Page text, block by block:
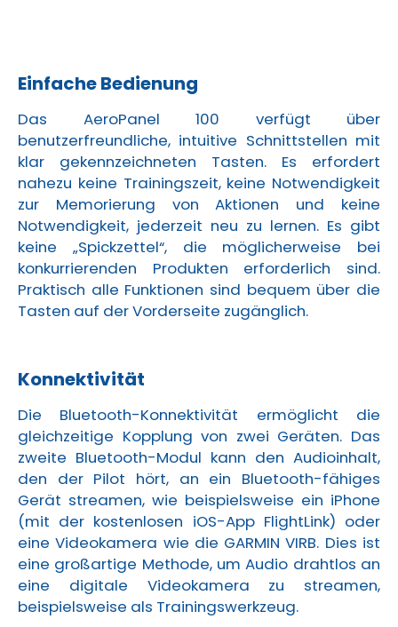
Einfache Bedienung
Das AeroPanel 100 verfügt über
benutzerfreundliche, intuitive Schnittstellen mit
klar gekennzeichneten Tasten. Es erfordert
nahezu keine Trainingszeit, keine Notwendigkeit
zur Memorierung von Aktionen und keine
Notwendigkeit, jederzeit neu zu lernen. Es gibt
keine „Spickzettel“, die möglicherweise bei
konkurrierenden Produkten erforderlich sind.
Praktisch alle Funktionen sind bequem über die
Tasten auf der Vorderseite zugänglich.
Konnektivität
Die Bluetooth-Konnektivität ermöglicht die
gleichzeitige Kopplung von zwei Geräten. Das
zweite Bluetooth-Modul kann den Audioinhalt,
den der Pilot hört, an ein Bluetooth-fähiges
Gerät streamen, wie beispielsweise ein iPhone
(mit der kostenlosen iOS-App FlightLink) oder
eine Videokamera wie die GARMIN VIRB. Dies ist
eine großartige Methode, um Audio drahtlos an
eine digitale Videokamera zu streamen,
beispielsweise als Trainingswerkzeug.